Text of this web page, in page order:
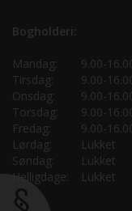
Bogholderi:
Mandag:
9.00-
Tirsdag:
9.00-
Onsdag:
9.00-
Torsdag:
9.00-
Fredag:
9.00-
Lørdag:
Lukket
Søndag:
Lukket
Helligdage:
Lukket